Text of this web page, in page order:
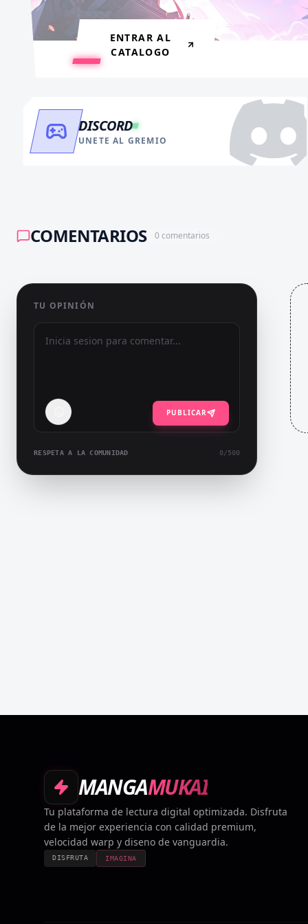
ENTRAR AL
CATALOGO
RECARGAR AHORA
DISCORD
UNETE AL GREMIO
COMENTARIOS 0 comentarios
TU OPINIÓN
PUBLICAR
RESPETA A LA COMUNIDAD 0 /500
MANGAMUKAI
Tu plataforma de lectura digital optimizada. Disfruta
de la mejor experiencia con calidad premium,
velocidad warp y diseno de vanguardia.
DISFRUTA IMAGINA